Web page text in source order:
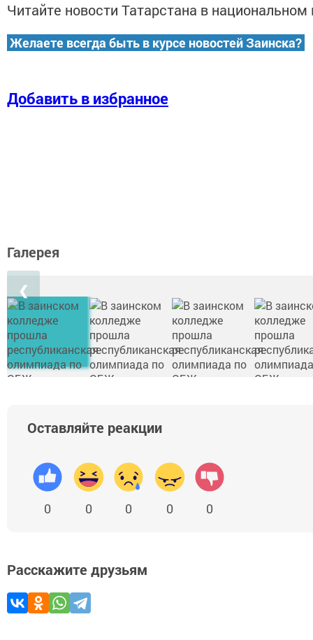
Читайте новости Татарстана в
Желаете всегда быть в курсе новостей Заинска?
Добавить в избранное
Галерея
❮
Оставляйте реакции
0 0 0 0 0
Расскажите друзьям